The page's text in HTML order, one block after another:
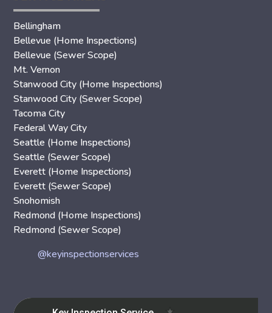
Bellingham
Bellevue (Home Inspections)
Bellevue (Sewer Scope)
Mt. Vernon
Stanwood City (Home Inspections)
Stanwood City (Sewer Scope)
Tacoma City
Federal Way City
Seattle (Home Inspections)
Seattle (Sewer Scope)
Everett (Home Inspections)
Everett (Sewer Scope)
Snohomish
Redmond (Home Inspections)
Redmond (Sewer Scope)
@keyinspectionservices